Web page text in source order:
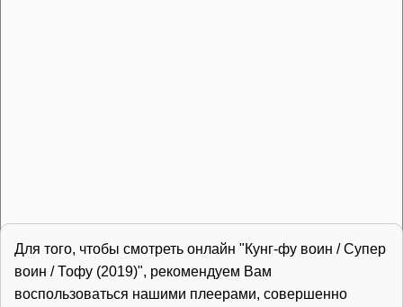
Для того, чтобы смотреть онлайн "Кунг-фу воин / Супер
воин / Тофу (2019)", рекомендуем Вам
воспользоваться нашими плеерами, совершенно